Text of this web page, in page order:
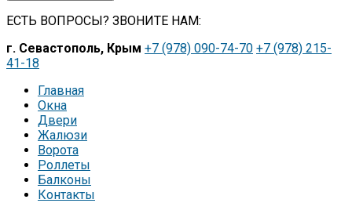
ЕСТЬ ВОПРОСЫ? ЗВОНИТЕ НАМ:
г. Севастополь, Крым +7 (978) 090-74-70 +7 (978) 215-
41-18
Главная
Окна
Двери
Жалюзи
Ворота
Роллеты
Балконы
Контакты